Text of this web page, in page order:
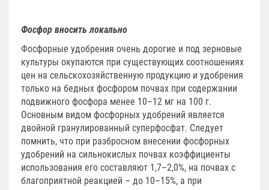
Фосфор вносить локально
Фосфорные удобрения очень дорогие и под зерновые
культуры окупаются при существующих соотношениях
цен на сельскохозяйственную продукцию и удобрения
только на бедных фосфором почвах при содержании
подвижного фосфора менее 10–12 мг на 100 г.
Основным видом фосфорных удобрений является
двойной гранулированный суперфосфат. Следует
помнить, что при разбросном внесении фосфорных
удобрений на сильнокислых почвах коэффициенты
использования его составляют 1,7–2,0%, на почвах с
благоприятной реакцией – до 10–15%, а при